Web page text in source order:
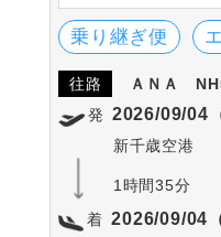
SKYTRAX社にお
ン・スター・レー
も選出されていま
乗り継ぎ便
往路 ＡＮＡ
発 2026/09/04
新千歳空港
1時間35分
着 2026/09/04